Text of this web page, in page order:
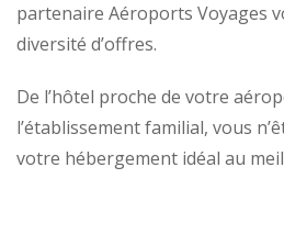
partenaire Aéroports Voyages
diversité d’offres.
De l’hôtel proche de votre
l’établissement familial, vous
votre hébergement idéal au